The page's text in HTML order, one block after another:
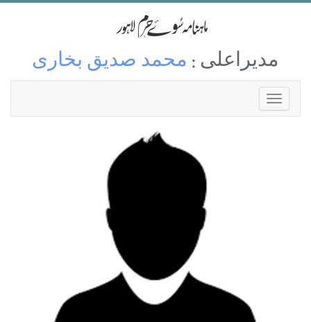
مدیراعلی : محمد صدیق بخاری